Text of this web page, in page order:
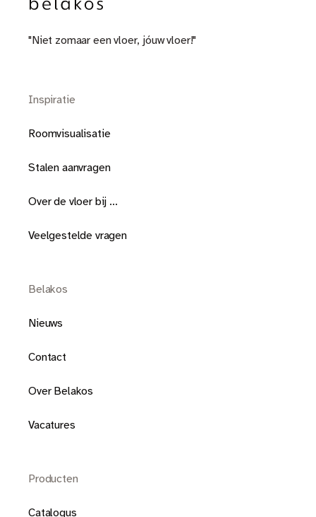
"Niet zomaar een vloer, jóuw vloer!"
Inspiratie
Roomvisualisatie
Stalen aanvragen
Over de vloer bij ...
Veelgestelde vragen
Belakos
Nieuws
Contact
Over Belakos
Vacatures
Producten
Catalogus